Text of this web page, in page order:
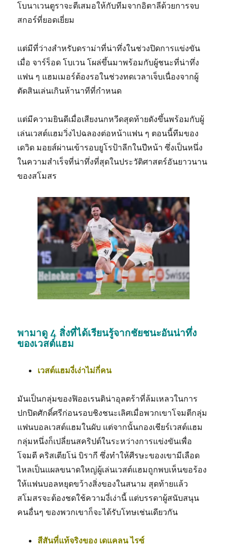
โบนาเวนตูราจะตีเสมอให้กับทีมจากอิตาลีด้วยการจบ
สกอร์ที่ยอดเยี่ยม
แต่มีที่ว่างสำหรับดราม่าที่น่าทึ่งในช่วงปิดการแข่งขัน
เมื่อ จาร์ร็อด โบเวน โผล่ขึ้นมาพร้อมกับผู้ชนะที่น่าทึ่ง
แฟน ๆ แฮมเมอร์ต้องรอในช่วงทดเวลาเจ็บเนื่องจากผู้
ตัดสินเล่นเกินห้านาทีที่กำหนด
แต่มีความยินดีเมื่อเสียงนกหวีดสุดท้ายดังขึ้นพร้อมกับผู้
เล่นเวสต์แฮมวิ่งไปฉลองต่อหน้าแฟน ๆ ตอนนี้ทีมของ
เดวิด มอยส์ผ่านเข้ารอบยูโรป้าลีกในปีหน้า ซึ่งเป็นหนึ่ง
ในความสำเร็จที่น่าทึ่งที่สุดในประวัติศาสตร์อันยาวนาน
ของสโมสร
พามาดู 4 สิ่งที่ได้เรียนรู้จากชัยชนะอันน่าทึ่ง
ของเวสต์แฮม
เวสต์แฮมงี่เง่าไม่กี่คน
มันเป็นกลุ่มของฟิออเรนติน่าอุลตร้าที่ล้มเหลวในการ
ปกปิดศักดิ์ศรีก่อนรอบชิงชนะเลิศเมื่อพวกเขาโจมตีกลุ่ม
แฟนบอลเวสต์แฮมในผับ แต่จากนั้นกองเชียร์เวสต์แฮม
กลุ่มหนึ่งก็เปลี่ยนสคริปต์ในระหว่างการแข่งขันเพื่อ
โจมตี คริสเตียโน่ บิรากี ซึ่งทำให้ศีรษะของเขามีเลือด
ไหลเป็นแผลขนาดใหญ่ผู้เล่นเวสต์แฮมถูกพบเห็นขอร้อง
ให้แฟนบอลหยุดขว้างสิ่งของในสนาม สุดท้ายแล้ว
สโมสรจะต้องชดใช้ความงี่เง่านี้ แต่บรรดาผู้สนับสนุน
คนอื่นๆ ของพวกเขาก็จะได้รับโทษเช่นเดียวกัน
สีสันที่แท้จริงของ เดแคลน ไรซ์